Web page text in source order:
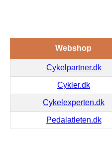
Webshop
Cykelpartner.dk
Cykler.dk
Cykelexperten.dk
Pedalatleten.dk